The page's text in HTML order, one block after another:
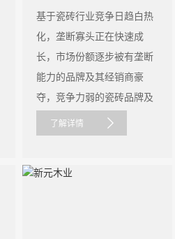
基于瓷砖行业竞争日趋白热
化，垄断寡头正在快速成
长，市场份额逐步被有垄断
能力的品牌及其经销商豪
夺，竞争力弱的瓷砖品牌及
其经销商必......
了解详情